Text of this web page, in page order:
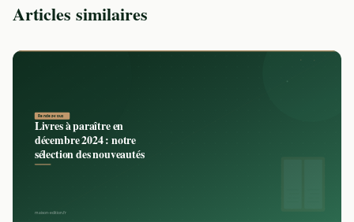
Articles similaires